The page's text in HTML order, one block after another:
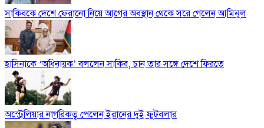
সাকিবকে দেশে ফেরানো নিয়ে আগের অবস্থান থেকে সরে গেলেন আমিনুল
হাসিনাকে ‘অধিনায়ক’ বললেন সাকিব, চান তার সঙ্গে দেশে ফিরতে
অস্ট্রেলিয়ার নাগরিকত্ব পেলেন ইরানের দুই ফুটবলার